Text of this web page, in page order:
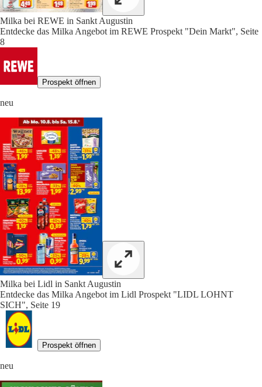
Milka bei REWE in Sankt Augustin
Entdecke das Milka Angebot im REWE Prospekt "Dein Markt", Seite
8
Prospekt öffnen
neu
Milka bei Lidl in Sankt Augustin
Entdecke das Milka Angebot im Lidl Prospekt "LIDL LOHNT
SICH", Seite 19
Prospekt öffnen
neu